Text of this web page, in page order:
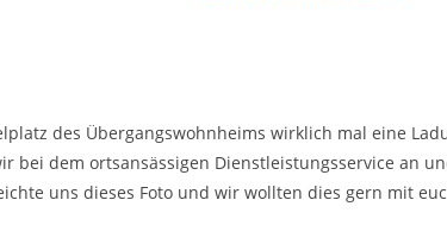
des Übergangswohnheims wirklich mal eine
bei dem ortsansässigen Dienstleistungsservice an
uns dieses Foto und wir wollten dies gern mit